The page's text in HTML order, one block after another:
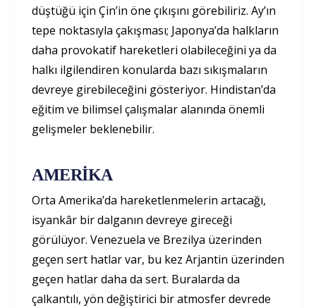
düştüğü için Çin’in öne çıkışını görebiliriz. Ay’ın
tepe noktasıyla çakışması; Japonya’da halkların
daha provokatif hareketleri olabileceğini ya da
halkı ilgilendiren konularda bazı sıkışmaların
devreye girebileceğini gösteriyor. Hindistan’da
eğitim ve bilimsel çalışmalar alanında önemli
gelişmeler beklenebilir.
AMERİKA
Orta Amerika’da hareketlenmelerin artacağı,
isyankâr bir dalganın devreye gireceği
görülüyor. Venezuela ve Brezilya üzerinden
geçen sert hatlar var, bu kez Arjantin üzerinden
geçen hatlar daha da sert. Buralarda da
çalkantılı, yön değiştirici bir atmosfer devrede